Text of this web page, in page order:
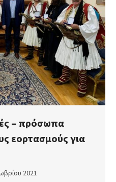
– πρόσωπα
εορτασμούς για
2021